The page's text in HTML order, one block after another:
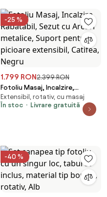
-25 %
1.799 RON2.399 RON
Fotoliu Masaj, Incalzire,
Rabatabil, Sezut cu Arcuri
metalice, Suport pentru
picioare extensibil, Catifea,
Extensibil, rotativ, cu masaj
În stoc
Livrare gratuită
-40 %